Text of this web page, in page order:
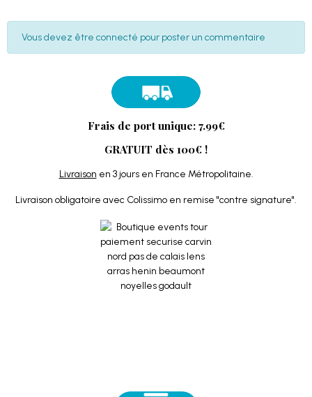
Vous devez être connecté pour poster un commentaire
Frais de port unique: 7.99€
GRATUIT dès 100€ !
Livraison en 3 jours en France Métropolitaine.
Livraison obligatoire avec Colissimo en remise "contre signature".